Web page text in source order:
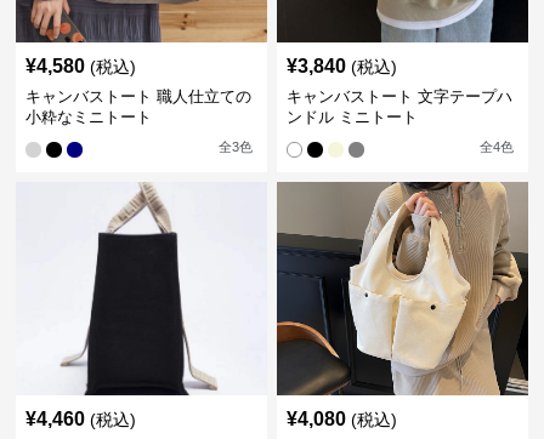
¥4,580 (税込)
キャンバストート 職人仕立ての
小粋なミニトート
全3色
¥3,840 (税込)
キャンバストート 文字テープハ
ンドル ミニトート
全4色
¥4,460 (税込) ¥4,080 (税込)